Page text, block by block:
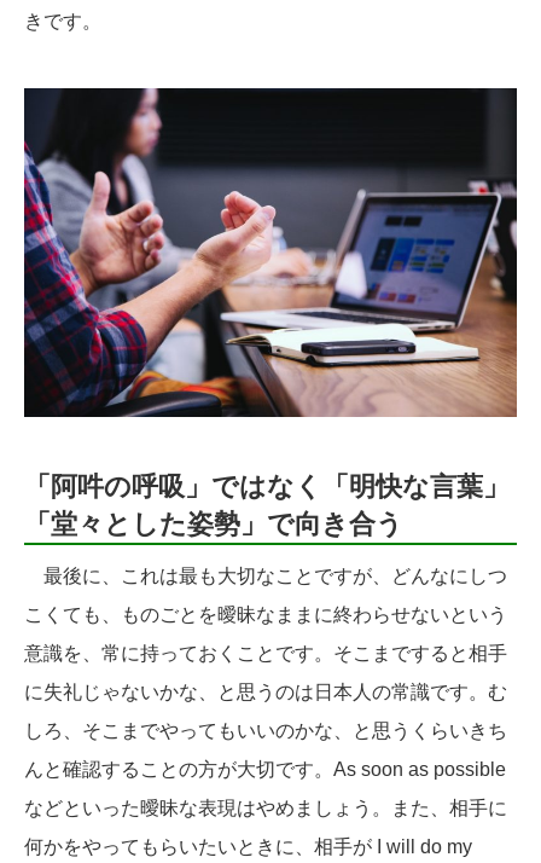
きです。
「阿吽の呼吸」ではなく「明快な言葉」
「堂々とした姿勢」で向き合う
最後に、これは最も大切なことですが、どんなにしつ
こくても、ものごとを曖昧なままに終わらせないという
意識を、常に持っておくことです。そこまですると相手
に失礼じゃないかな、と思うのは日本人の常識です。む
しろ、そこまでやってもいいのかな、と思うくらいきち
んと確認することの方が大切です。As soon as possible
などといった曖昧な表現はやめましょう。また、相手に
何かをやってもらいたいときに、相手が I will do my